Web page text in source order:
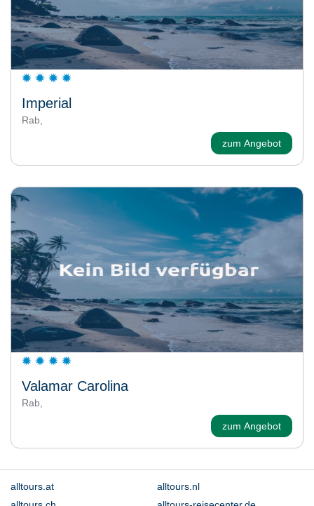
Imperial
Rab,
zum Angebot
Valamar Carolina
Rab,
zum Angebot
alltours.at
alltours.nl